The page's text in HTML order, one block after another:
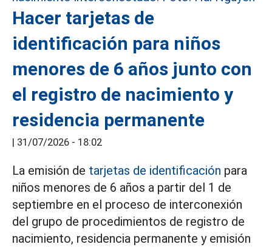
Hacer tarjetas de
identificación para niños
menores de 6 años junto con
el registro de nacimiento y
residencia permanente
| 31/07/2026 - 18:02
La emisión de tarjetas de identificación para
niños menores de 6 años a partir del 1 de
septiembre en el proceso de interconexión
del grupo de procedimientos de registro de
nacimiento, residencia permanente y emisión